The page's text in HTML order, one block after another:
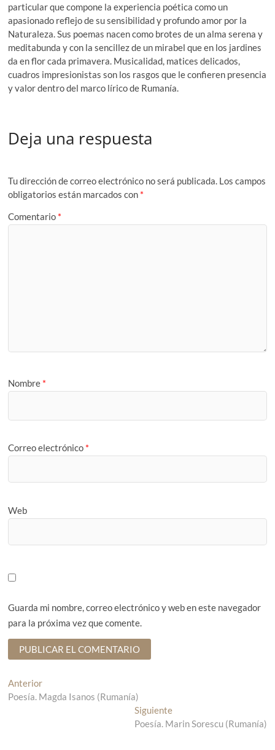
particular que compone la experiencia poética como un
apasionado reflejo de su sensibilidad y profundo amor por la
Naturaleza. Sus poemas nacen como brotes de un alma serena y
meditabunda y con la sencillez de un mirabel que en los jardines
da en flor cada primavera. Musicalidad, matices delicados,
cuadros impresionistas son los rasgos que le confieren presencia
y valor dentro del marco lírico de Rumanía.
Deja una respuesta
Tu dirección de correo electrónico no será publicada. Los campos
obligatorios están marcados con *
Comentario *
Nombre *
Correo electrónico *
Web
Guarda mi nombre, correo electrónico y web en este navegador
para la próxima vez que comente.
N
a
Anterior
n
Poesía. Magda Isanos (Rumanía)
SiguienteE
n
Poesía. Marin Sorescu (Rumanía)